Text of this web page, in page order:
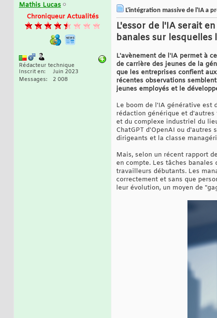
Mathis Lucas
Chroniqueur Actualités
Rédacteur technique
Inscrit en
Juin 2023
Messages
2 008
L'intégration massive de l'IA a
L'essor de l'IA serait
banales sur
L'avènement de l'IA permet à
de carrière des jeunes de la
que les entreprises confient
récentes observations
jeunes employés et le
Le boom de l'IA générative est
rédaction générique et
et du complexe industriel du
ChatGPT d'OpenAI ou d'autres
dirigeants et la classe
Mais, selon un récent rapport
en compte. Les tâches
travailleurs débutants. Les
correctement et sans que
leur évolution, un moyen de